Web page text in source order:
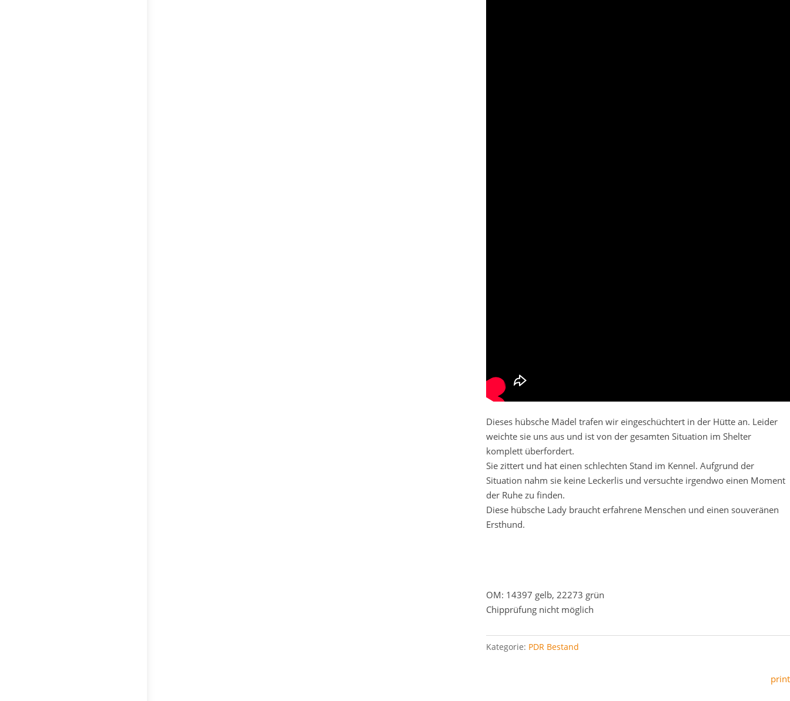
Dieses hübsche Mädel trafen wir eingeschüchtert in der Hütte an. Leider
weichte sie uns aus und ist von der gesamten Situation im Shelter
komplett überfordert.
Sie zittert und hat einen schlechten Stand im Kennel. Aufgrund der
Situation nahm sie keine Leckerlis und versuchte irgendwo einen Moment
der Ruhe zu finden.
Diese hübsche Lady braucht erfahrene Menschen und einen souveränen
Ersthund.
OM: 14397 gelb, 22273 grün
Chipprüfung nicht möglich
Kategorie: PDR Bestand
print